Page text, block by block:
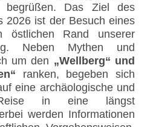
Das Ziel des
2026 ist der Besuch eines
östlichen Rand unserer
Neben Mythen und
um den „Wellberg“ und
ranken, begeben sich
eine archäologische und
Reise in eine längst
werden Informationen